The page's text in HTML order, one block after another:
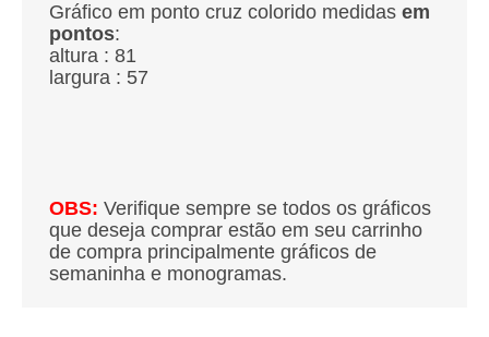
Gráfico em ponto cruz colorido medidas em
pontos:
altura : 81
largura : 57
OBS: Verifique sempre se todos os gráficos
que deseja comprar estão em seu carrinho
de compra principalmente gráficos de
semaninha e monogramas.